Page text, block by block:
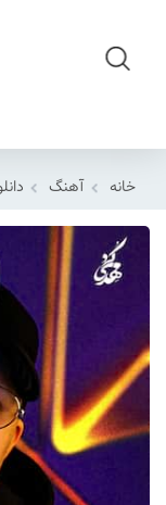
خانه آهنگ